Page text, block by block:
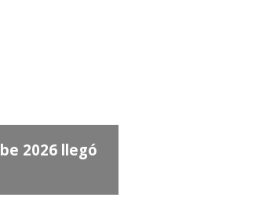
2026 llegó